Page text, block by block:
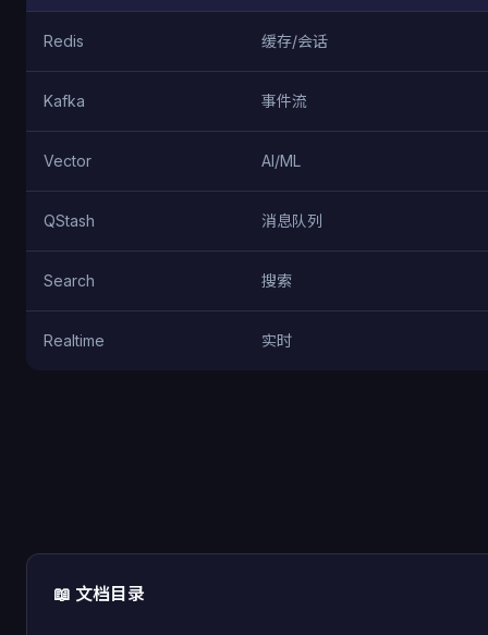
📖 文档目录
Redis 缓存/会话
Kafka 事件流
Vector AI/ML
QStash 消息队列
Search 搜索
Realtime 实时